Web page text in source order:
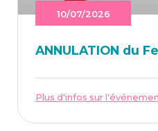
10/07/2026
ANNU­LA­TION du
Plus d'infos sur